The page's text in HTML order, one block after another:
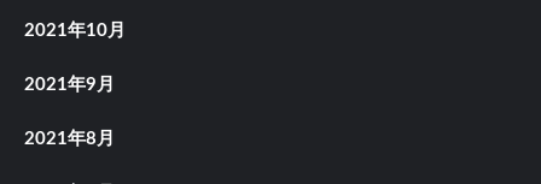
2021年10月
2021年9月
2021年8月